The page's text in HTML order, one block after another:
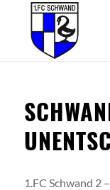
1.FC Schwand 2